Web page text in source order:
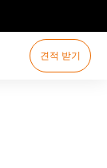
견적 받기